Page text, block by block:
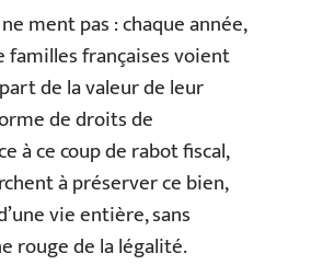
ment pas : chaque année,
familles françaises voient
de la valeur de leur
de droits de
à ce coup de rabot fiscal,
à préserver ce bien,
vie entière, sans
rouge de la légalité.